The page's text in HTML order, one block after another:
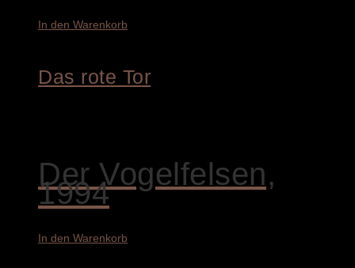
In den Warenkorb
Das rote Tor
Der Vogelfelsen,
1994
In den Warenkorb